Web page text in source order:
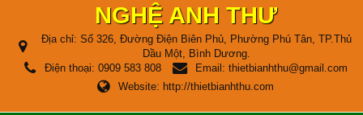
NGHỆ ANH THƯ
Địa chỉ: Số 326, Đường Điện Biên Phủ, Phường Phú Tân, TP.Thủ
Dầu Một, Bình Dương.
Điện thoại: 0909 583 808 Email: thietbianhthu@gmail.com
Website: http://thietbianhthu.com